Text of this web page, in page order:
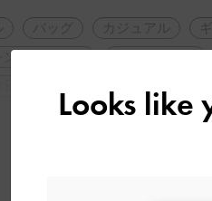
ンドアイテム
女子会
定番ア
Looks like